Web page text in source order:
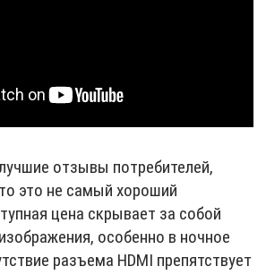
отзывы потребителей,
это не самый хороший
цена скрывает за собой
особенно в ночное
разъема HDMI препятствует